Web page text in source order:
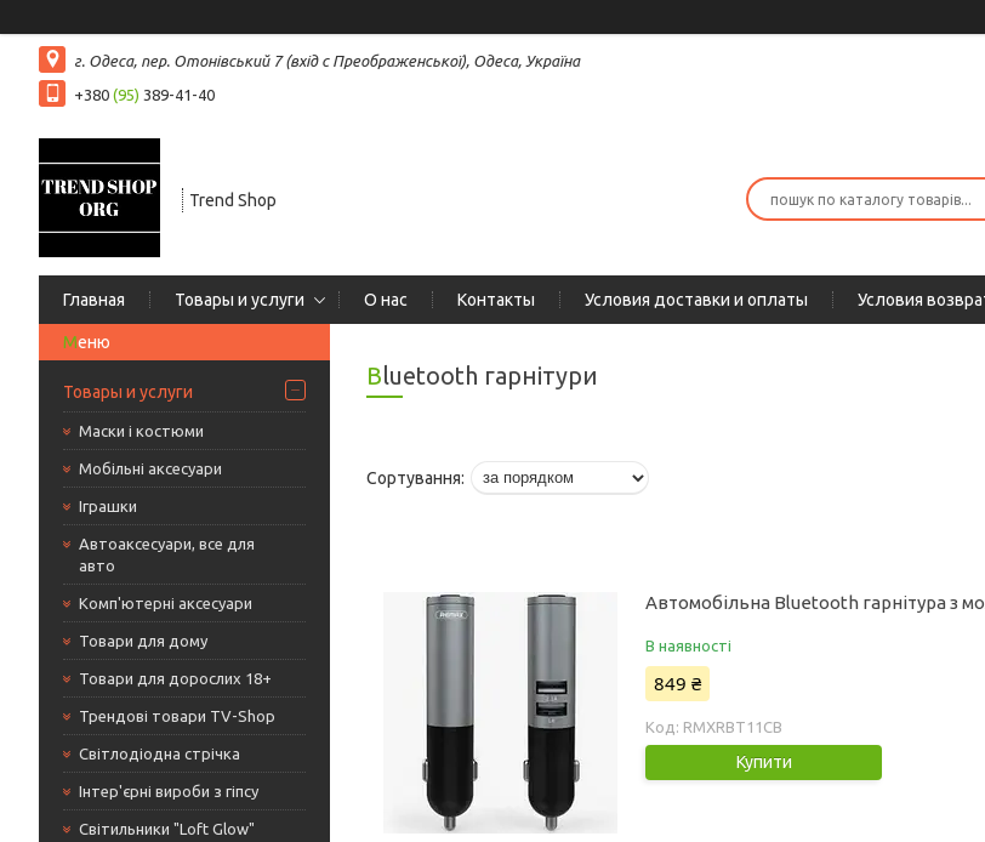
г. Одеса, пер. Отонівський 7 (вхід с Преображенської), Одеса, Україна
+380 (95) 389-41-40
Trend Shop
Главная Товары и услуги О нас Контакты Условия доставки и оплаты Условия
Товары и услуги
Маски і костюми
Мобільні аксесуари
Іграшки
Автоаксесуари, все для
авто
Комп'ютерні аксесуари
Товари для дому
Товари для дорослих 18+
Трендові товари TV-Shop
Світлодіодна стрічка
Інтер'єрні вироби з гіпсу
Світильники "Loft Glow"
Bluetooth гарнітури
Автомобільна Bluetooth гарнітура з
В наявності
849 ₴
RMXRBT11CB
Купити